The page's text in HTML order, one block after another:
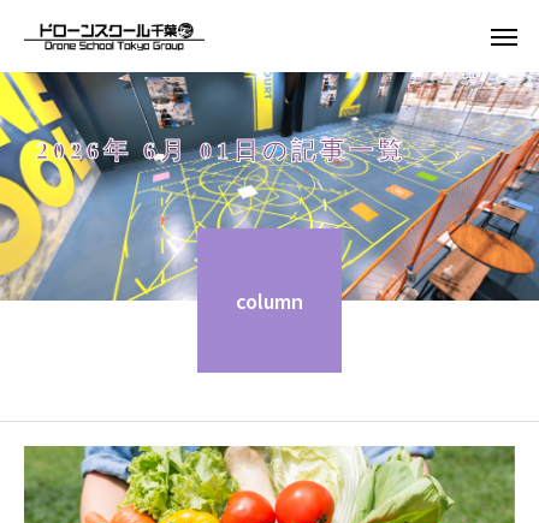
2026年 6月 01日の記事一覧
column